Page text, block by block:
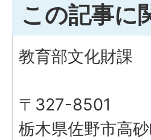
この記事に
教育部文化財課
〒327-8501
栃木県佐野市高砂